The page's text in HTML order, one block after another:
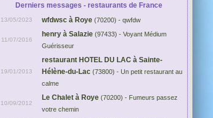
Derniers messages - restaurants de France
13/05/2023 wfdwsc à Roye (70200) - qwfdw
11/07/2016
henry à Salazie (97433) - Voyant Médium
Guérisseur
19/01/2013
restaurant HOTEL DU LAC à Sainte-
Hélène-du-Lac (73800) - Un petit restaurant au
calme
10/09/2012
Le Chalet à Roye (70200) - Fumeurs passez
votre chemin